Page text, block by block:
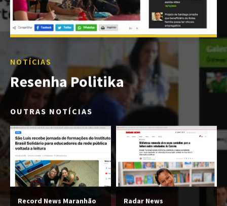
NOTÍCIAS
Resenha Politika
OUTRAS NOTÍCIAS
Record News Maranhão Radar News